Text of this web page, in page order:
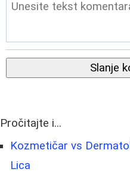
Slanje
Pročitajte i...
Kozmetičar vs
Lica